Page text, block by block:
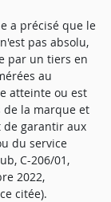
a précisé que le
pas absolu,
par un tiers en
au
atteinte ou est
la marque et
de garantir aux
du service
C-206/01,
2022,
citée).